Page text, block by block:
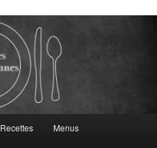
Recettes Menus